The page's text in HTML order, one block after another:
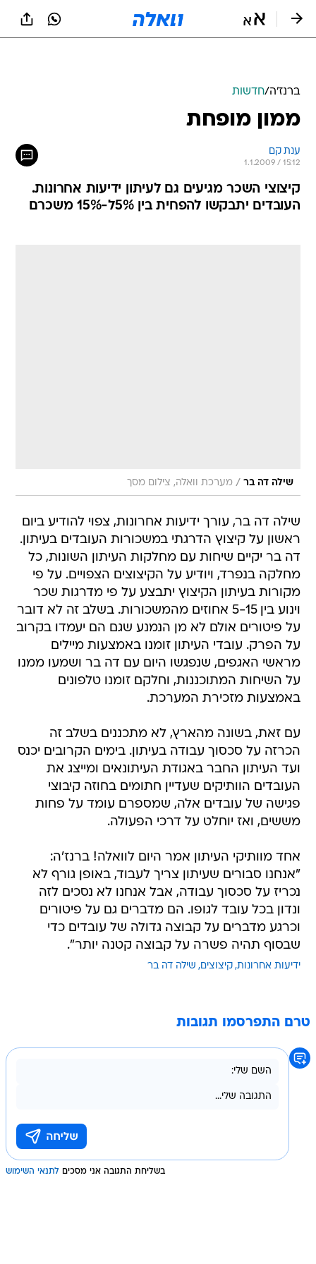
ברנז'ה/חדשות
ממון מופחת
ענת קם
1.1.2009 / 15:12
קיצוצי השכר מגיעים גם לעיתון ידיעות אחרונות.
העובדים יתבקשו להפחית בין 5%ל-15% משכרם
שילה דה בר / מערכת וואלה, צילום מסך
שילה דה בר, עורך ידיעות אחרונות, צפוי להודיע ביום
ראשון על קיצוץ הדרגתי במשכורות העובדים בעיתון.
דה בר יקיים שיחות עם מחלקות העיתון השונות, כל
מחלקה בנפרד, ויודיע על הקיצוצים הצפויים. על פי
מקורות בעיתון הקיצוץ יתבצע על פי מדרגות שכר
וינוע בין 5-15 אחוזים מהמשכורות. בשלב זה לא דובר
על פיטורים אולם לא מן הנמנע שגם הם יעמדו בקרוב
על הפרק. עובדי העיתון זומנו באמצעות מיילים
מראשי האגפים, שנפגשו היום עם דה בר ושמעו ממנו
על השיחות המתוכננות, וחלקם זומנו טלפונים
באמצעות מזכירת המערכת.
עם זאת, בשונה מהארץ, לא מתכננים בשלב זה
הכרזה על סכסוך עבודה בעיתון. בימים הקרובים יכנס
ועד העיתון החבר באגודת העיתונאים ומייצג את
העובדים הוותיקים שעדיין חתומים בחוזה קיבוצי
פגישה של עובדים אלה, שמספרם עומד על פחות
מששים, ואז יוחלט על דרכי הפעולה.
אחד מוותיקי העיתון אמר היום לוואלה! ברנז'ה:
"אנחנו סבורים שעיתון צריך לעבוד, באופן גורף לא
נכריז על סכסוך עבודה, אבל אנחנו לא נסכים לזה
ונדון בכל עובד לגופו. הם מדברים גם על פיטורים
וכרגע מדברים על קבוצה גדולה של עובדים כדי
שבסוף תהיה פשרה על קבוצה קטנה יותר".
ידיעות אחרונות קיצוצים שילה דה בר
טרם התפרסמו תגובות
בשליחת התגובה אני מסכים לתנאי השימוש